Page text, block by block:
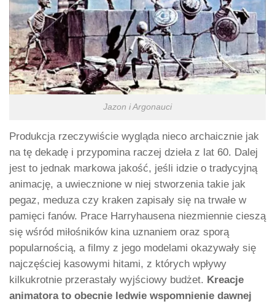
Jazon i Argonauci
Produkcja rzeczywiście wygląda nieco archaicznie jak
na tę dekadę i przypomina raczej dzieła z lat 60. Dalej
jest to jednak markowa jakość, jeśli idzie o tradycyjną
animację, a uwiecznione w niej stworzenia takie jak
pegaz, meduza czy kraken zapisały się na trwałe w
pamięci fanów. Prace Harryhausena niezmiennie cieszą
się wśród miłośników kina uznaniem oraz sporą
popularnością, a filmy z jego modelami okazywały się
najczęściej kasowymi hitami, z których wpływy
kilkukrotnie przerastały wyjściowy budżet. Kreacje
animatora to obecnie ledwie wspomnienie dawnej